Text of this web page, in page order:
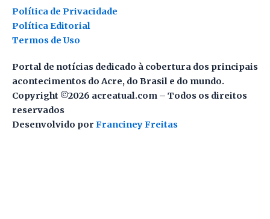
Política de Privacidade
Política Editorial
Termos de Uso
Portal de notícias dedicado à cobertura dos principais
acontecimentos do Acre, do Brasil e do mundo.
Copyright ©2026 acreatual.com – Todos os direitos
reservados
Desenvolvido por Franciney Freitas